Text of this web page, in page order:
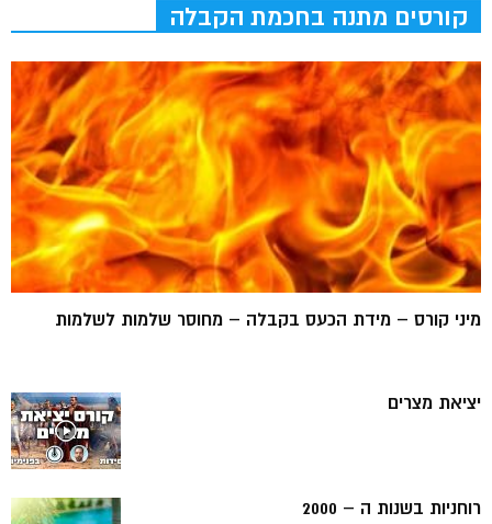
קורסים מתנה בחכמת הקבלה
מיני קורס – מידת הכעס בקבלה – מחוסר שלמות לשלמות
יציאת מצרים
רוחניות בשנות ה – 2000